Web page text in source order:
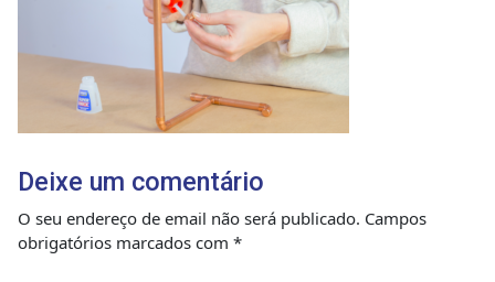
Deixe um comentário
O seu endereço de email não será publicado. Campos
obrigatórios marcados com *